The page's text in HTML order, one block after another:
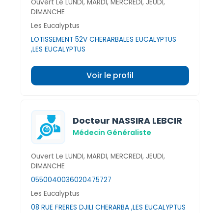
Ouvert Le LUNDI, MARDI, MERCREDI, JEUDI,
DIMANCHE
Les Eucalyptus
LOTISSEMENT 52V CHERARBALES EUCALYPTUS
,LES EUCALYPTUS
Voir le profil
Docteur NASSIRA LEBCIR
Médecin Généraliste
Ouvert Le LUNDI, MARDI, MERCREDI, JEUDI,
DIMANCHE
0550040036020475727
Les Eucalyptus
08 RUE FRERES DJILI CHERARBA ,LES EUCALYPTUS